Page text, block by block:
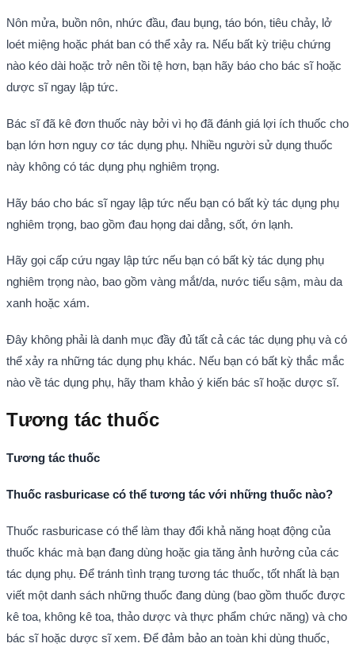
Nôn mửa, buồn nôn, nhức đầu, đau bụng, táo bón, tiêu chảy, lở
loét miệng hoặc phát ban có thể xảy ra. Nếu bất kỳ triệu chứng
nào kéo dài hoặc trở nên tồi tệ hơn, bạn hãy báo cho bác sĩ hoặc
dược sĩ ngay lập tức.
Bác sĩ đã kê đơn thuốc này bởi vì họ đã đánh giá lợi ích thuốc cho
bạn lớn hơn nguy cơ tác dụng phụ. Nhiều người sử dụng thuốc
này không có tác dụng phụ nghiêm trọng.
Hãy báo cho bác sĩ ngay lập tức nếu bạn có bất kỳ tác dụng phụ
nghiêm trọng, bao gồm đau họng dai dẳng, sốt, ớn lạnh.
Hãy gọi cấp cứu ngay lập tức nếu bạn có bất kỳ tác dụng phụ
nghiêm trọng nào, bao gồm vàng mắt/da, nước tiểu sậm, màu da
xanh hoặc xám.
Đây không phải là danh mục đầy đủ tất cả các tác dụng phụ và có
thể xảy ra những tác dụng phụ khác. Nếu bạn có bất kỳ thắc mắc
nào về tác dụng phụ, hãy tham khảo ý kiến bác sĩ hoặc dược sĩ.
Tương tác thuốc
Tương tác thuốc
Thuốc rasburicase có thể tương tác với những thuốc nào?
Thuốc rasburicase có thể làm thay đổi khả năng hoạt động của
thuốc khác mà bạn đang dùng hoặc gia tăng ảnh hưởng của các
tác dụng phụ. Để tránh tình trạng tương tác thuốc, tốt nhất là bạn
viết một danh sách những thuốc đang dùng (bao gồm thuốc được
kê toa, không kê toa, thảo dược và thực phẩm chức năng) và cho
bác sĩ hoặc dược sĩ xem. Để đảm bảo an toàn khi dùng thuốc,